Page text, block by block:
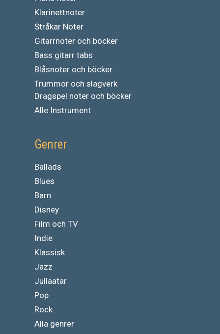
Klarinettnoter
Stråkar Noter
Gitarrnoter och böcker
Bass gitarr tabs
Blåsnoter och böcker
Trummor och slagverk
Dragspel noter och böcker
Alle Instrument
Genrer
Ballads
Blues
Barn
Disney
Film och TV
Indie
Klassisk
Jazz
Jullaatar
Pop
Rock
Alla genrer